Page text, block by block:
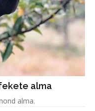
alma
alma.